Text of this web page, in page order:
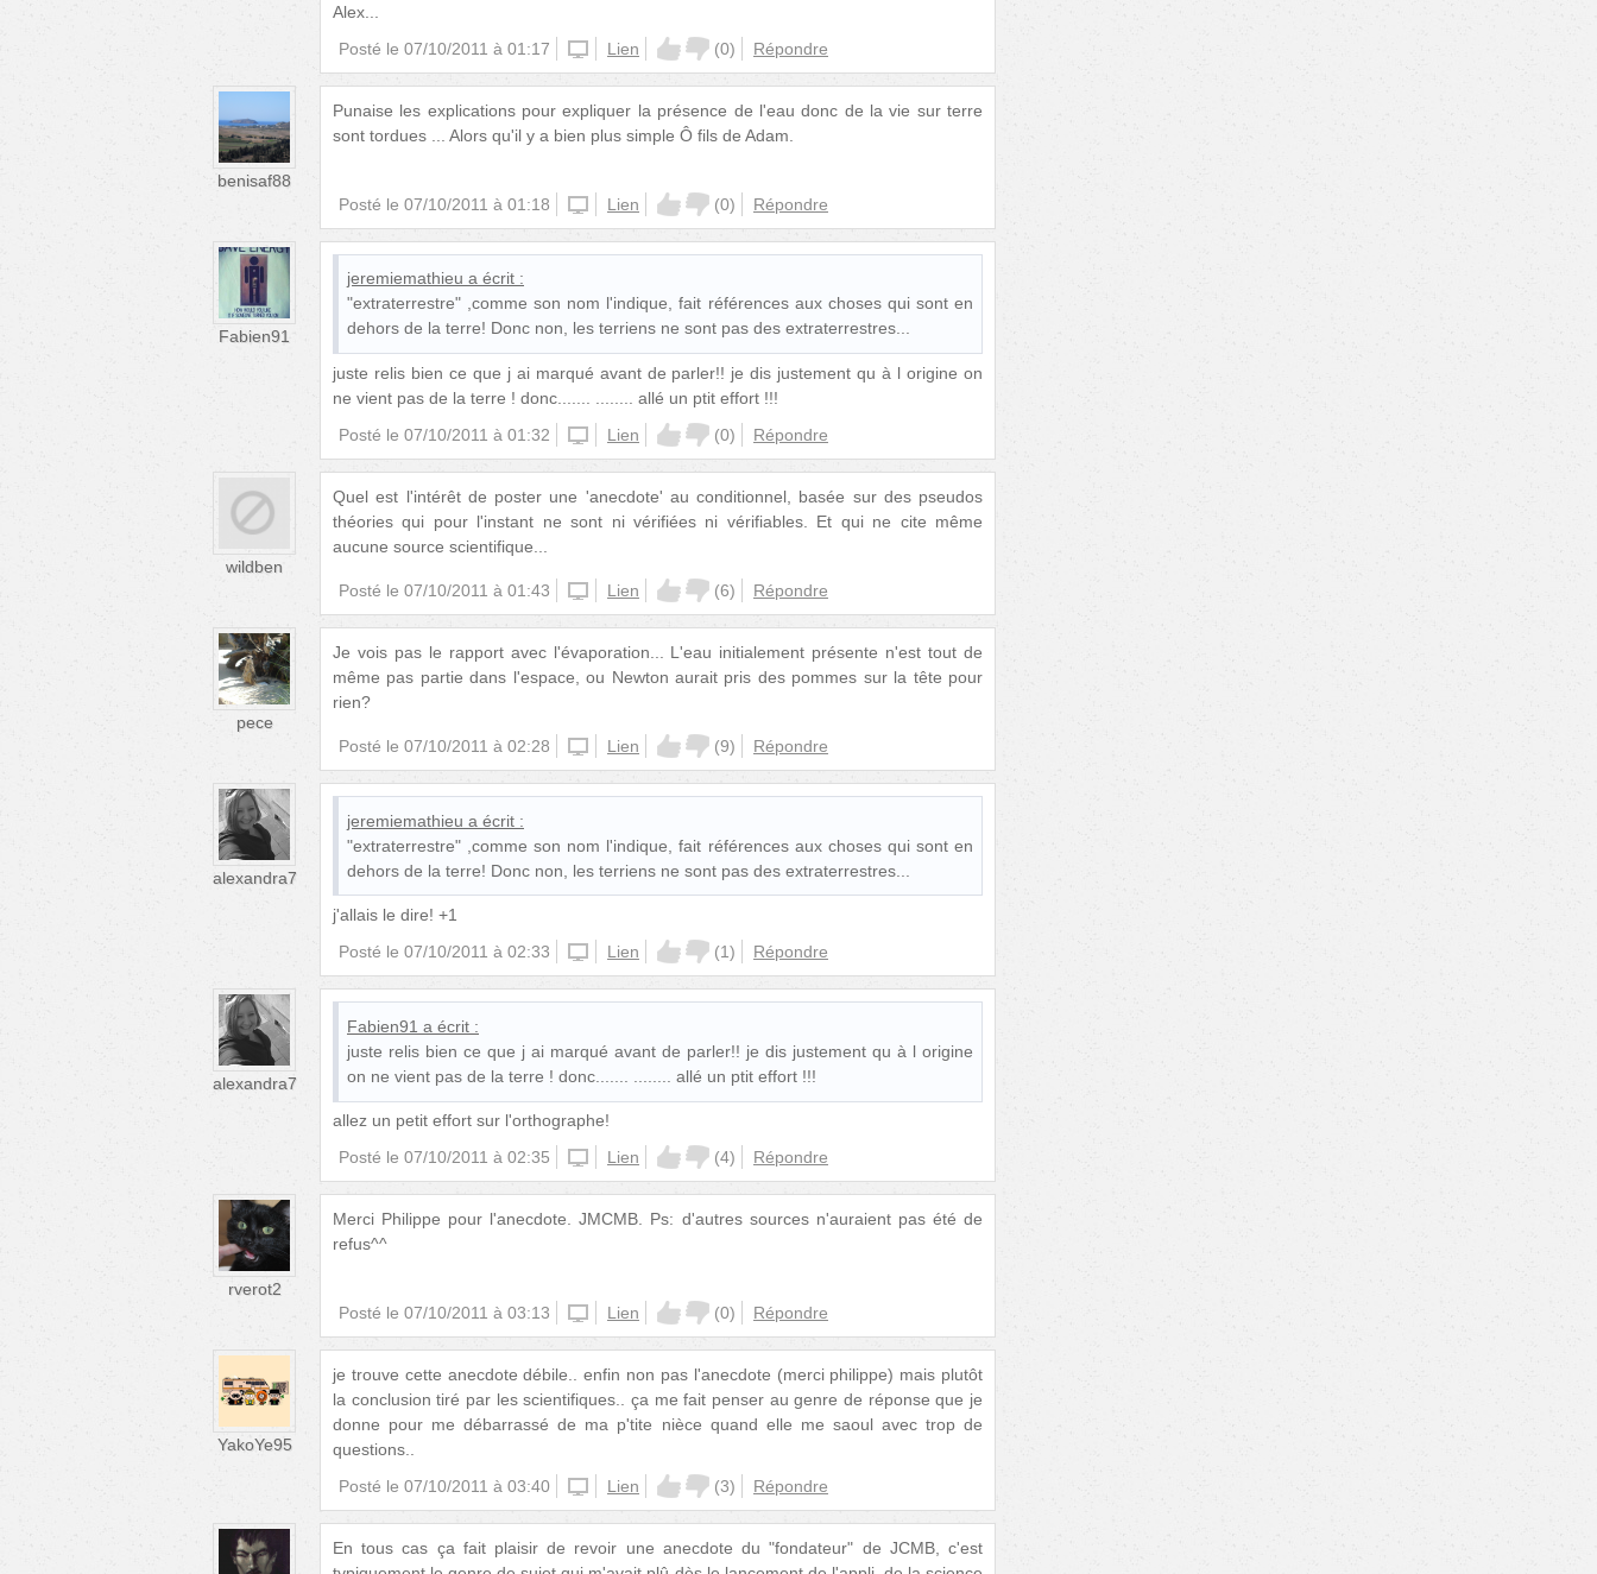
Alex...
Posté le 07/10/2011 à 01:17 unknown
Lien (0) Répondre
benisaf88
Punaise les explications pour expliquer la présence de l'eau donc de la vie sur terre
sont tordues ... Alors qu'il y a bien plus simple Ô fils de Adam.
Posté le 07/10/2011 à 01:18 unknown
Lien (0) Répondre
Fabien91
jeremiemathieu a écrit :
"extraterrestre" ,comme son nom l'indique, fait références aux choses qui sont en
dehors de la terre! Donc non, les terriens ne sont pas des extraterrestres...
juste relis bien ce que j ai marqué avant de parler!! je dis justement qu à l origine on
ne vient pas de la terre ! donc....... ........ allé un ptit effort !!!
Posté le 07/10/2011 à 01:32 unknown
Lien (0) Répondre
wildben
Quel est l'intérêt de poster une 'anecdote' au conditionnel, basée sur des pseudos
théories qui pour l'instant ne sont ni vérifiées ni vérifiables. Et qui ne cite même
aucune source scientifique...
Posté le 07/10/2011 à 01:43 unknown
Lien (6) Répondre
pece
Je vois pas le rapport avec l'évaporation... L'eau initialement présente n'est tout de
même pas partie dans l'espace, ou Newton aurait pris des pommes sur la tête pour
rien?
Posté le 07/10/2011 à 02:28 unknown
Lien (9) Répondre
alexandra7
jeremiemathieu a écrit :
"extraterrestre" ,comme son nom l'indique, fait références aux choses qui sont en
dehors de la terre! Donc non, les terriens ne sont pas des extraterrestres...
j'allais le dire! +1
Posté le 07/10/2011 à 02:33 unknown
Lien (1) Répondre
alexandra7
Fabien91 a écrit :
juste relis bien ce que j ai marqué avant de parler!! je dis justement qu à l origine
on ne vient pas de la terre ! donc....... ........ allé un ptit effort !!!
allez un petit effort sur l'orthographe!
Posté le 07/10/2011 à 02:35 unknown
Lien (4) Répondre
rverot2
Merci Philippe pour l'anecdote. JMCMB. Ps: d'autres sources n'auraient pas été de
refus^^
Posté le 07/10/2011 à 03:13 unknown
Lien (0) Répondre
YakoYe95
je trouve cette anecdote débile.. enfin non pas l'anecdote (merci philippe) mais plutôt
la conclusion tiré par les scientifiques.. ça me fait penser au genre de réponse que je
donne pour me débarrassé de ma p'tite nièce quand elle me saoul avec trop de
questions..
Posté le 07/10/2011 à 03:40 unknown
Lien (3) Répondre
En tous cas ça fait plaisir de revoir une anecdote du "fondateur" de JCMB, c'est